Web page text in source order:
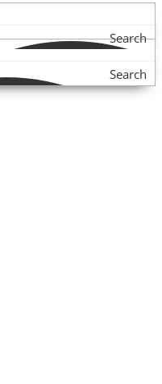
Search
Search